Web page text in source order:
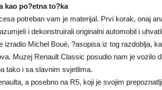
kao po?etna to?ka
potreban vam je materijal. Prvi korak, onaj
i dekonstruirali originalni automobil i
izradio Michel Boué, ?asopisa iz tog razdoblja,
Muzej Renault Classic posudio nam je vozilo
tako i sa slavnim svjetlima.
a posebno na R5, koji je svojim